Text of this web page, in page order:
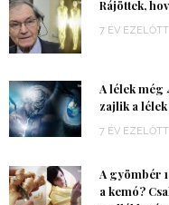
Rájöttek,
7 ÉV EZELŐTT
A lélek még
zajlik a
7 ÉV EZELŐTT
A gyömbér
a kemó?